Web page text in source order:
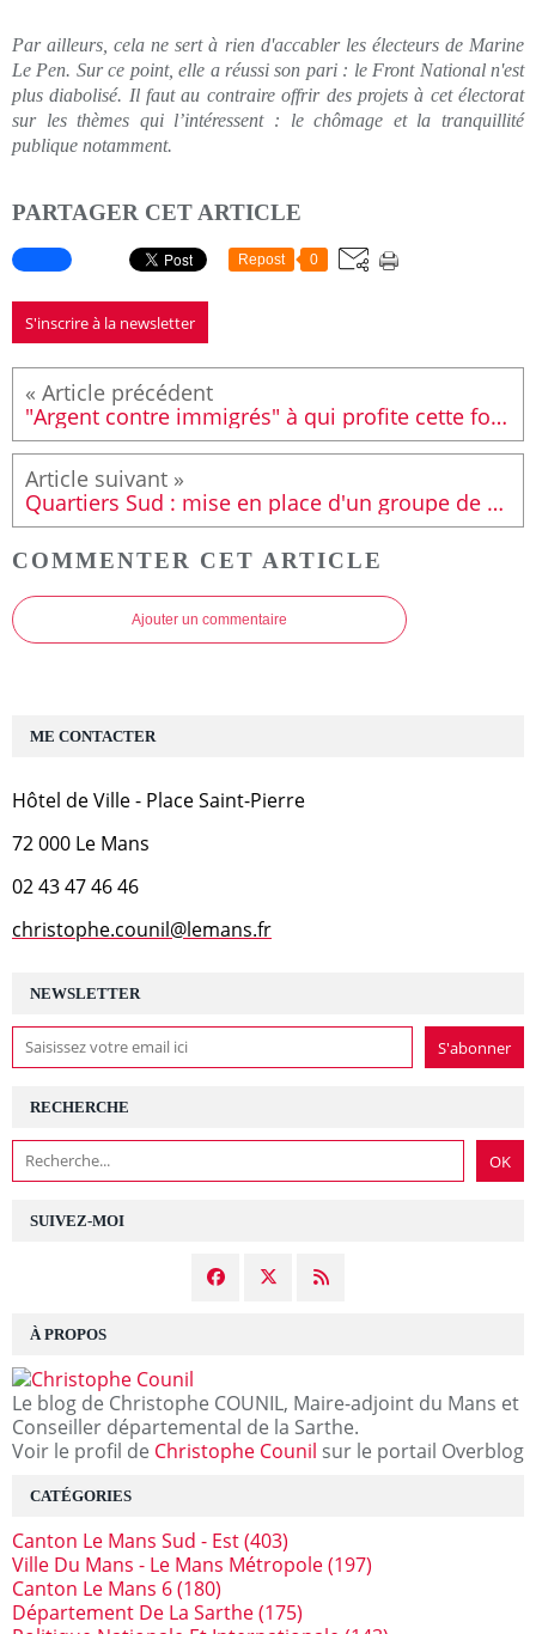
Par ailleurs, cela ne sert à rien d'accabler les électeurs de Marine
Le Pen. Sur ce point, elle a réussi son pari : le Front National n'est
plus diabolisé. Il faut au contraire offrir des projets à cet électorat
sur les thèmes qui l’inté­ressent : le chômage et la tranquillité
publique notamment.
PARTAGER CET ARTICLE
Repost 0
S'inscrire à la newsletter
"Argent contre immigrés" à qui profite cette folle rumeur ?
Quartiers Sud : mise en place d'un groupe de suivi des nuisances sonores liées au Circuit des 24 heures
COMMENTER CET ARTICLE
Ajouter un commentaire
NEWSLETTER
SUIVEZ-MOI
RECHERCHE
À PROPOS
Le blog de Christophe COUNIL, Maire-adjoint du Mans et
Conseiller départemental de la Sarthe.
Voir le profil de Christophe Counil sur le portail Overblog
CATÉGORIES
Canton Le Mans Sud - Est(403)
Ville Du Mans - Le Mans Métropole(197)
Canton Le Mans 6(180)
Département De La Sarthe(175)
ME CONTACTER
Hôtel de Ville - Place Saint-Pierre
72 000 Le Mans
02 43 47 46 46
christophe.counil@lemans.fr